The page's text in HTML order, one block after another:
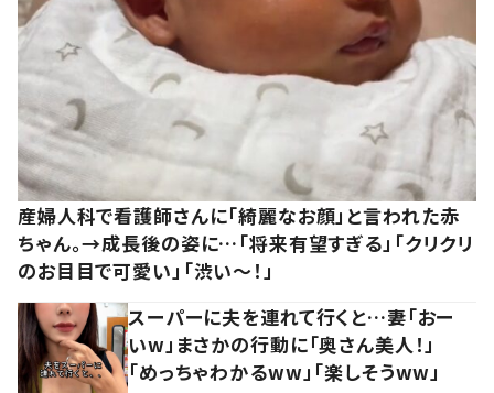
産婦人科で看護師さんに「綺麗なお顔」と言われた赤
ちゃん。→成長後の姿に…「将来有望すぎる」「クリクリ
のお目目で可愛い」「渋い～！」
スーパーに夫を連れて行くと…妻「おー
いw」まさかの行動に「奥さん美人！」
「めっちゃわかるww」「楽しそうww」